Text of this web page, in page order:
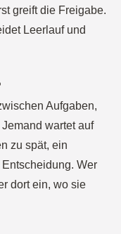
greift die Freigabe.
Leerlauf und
Aufgaben,
wartet auf
zu spät, ein
Wer
dort ein, wo sie